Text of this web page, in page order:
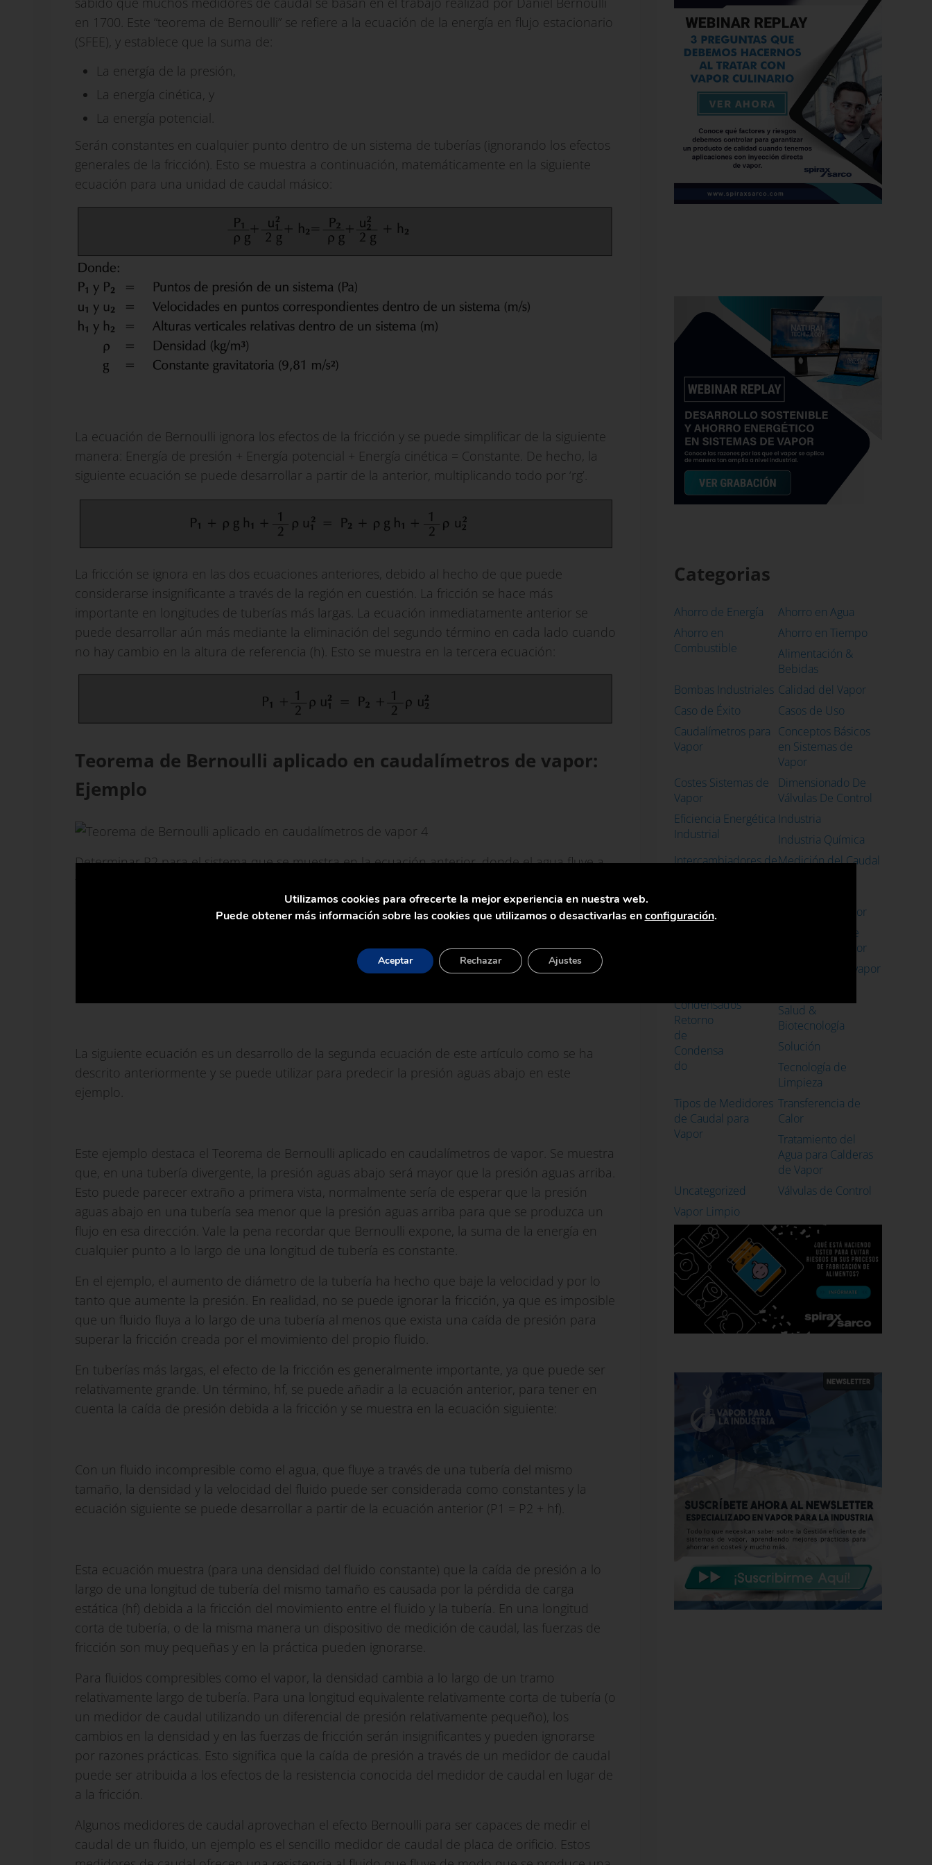
en 1700. Este “teorema de Bernoulli” se refiere a la ecuación de la energía en flujo estacionario
(SFEE), y establece que la suma de:
La energía de la presión,
La energía cinética, y
La energía potencial.
Serán constantes en cualquier punto dentro de un sistema de tuberías (ignorando los efectos
generales de la fricción). Esto se muestra a continuación, matemáticamente en la siguiente
ecuación para una unidad de caudal másico:
La ecuación de Bernoulli ignora los efectos de la fricción y se puede simplificar de la siguiente
manera: Energía de presión + Energía potencial + Energía cinética = Constante. De hecho, la
siguiente ecuación se puede desarrollar a partir de la anterior, multiplicando todo por ‘rg’.
La fricción se ignora en las dos ecuaciones anteriores, debido al hecho de que puede
considerarse insignificante a través de la región en cuestión. La fricción se hace más
importante en longitudes de tuberías más largas. La ecuación inmediatamente anterior se
puede desarrollar aún más mediante la eliminación del segundo término en cada lado cuando
no hay cambio en la altura de referencia (h). Esto se muestra en la tercera ecuación:
Teorema de Bernoulli aplicado en caudalímetros de vapor:
Ejemplo
Determinar P2 para el sistema que se muestra en la ecuación anterior, donde el agua fluye a
agua tiene una densidad de 998,84 kg/m3 a 10°C y 2 bar r.
La siguiente ecuación es un desarrollo de la segunda ecuación de este artículo como se ha
descrito anteriormente y se puede utilizar para predecir la presión aguas abajo en este
ejemplo.
Este ejemplo destaca el Teorema de Bernoulli aplicado en caudalímetros de vapor. Se muestra
que, en una tubería divergente, la presión aguas abajo será mayor que la presión aguas arriba.
Esto puede parecer extraño a primera vista, normalmente sería de esperar que la presión
aguas abajo en una tubería sea menor que la presión aguas arriba para que se produzca un
flujo en esa dirección. Vale la pena recordar que Bernoulli expone, la suma de la energía en
cualquier punto a lo largo de una longitud de tubería es constante.
En el ejemplo, el aumento de diámetro de la tubería ha hecho que baje la velocidad y por lo
tanto que aumente la presión. En realidad, no se puede ignorar la fricción, ya que es imposible
que un fluido fluya a lo largo de una tubería al menos que exista una caída de presión para
superar la fricción creada por el movimiento del propio fluido.
En tuberías más largas, el efecto de la fricción es generalmente importante, ya que puede ser
relativamente grande. Un término, hf, se puede añadir a la ecuación anterior, para tener en
cuenta la caída de presión debida a la fricción y se muestra en la ecuación siguiente:
Con un fluido incompresible como el agua, que fluye a través de una tubería del mismo
tamaño, la densidad y la velocidad del fluido puede ser considerada como constantes y la
ecuación siguiente se puede desarrollar a partir de la ecuación anterior (P1 = P2 + hf).
Esta ecuación muestra (para una densidad del fluido constante) que la caída de presión a lo
largo de una longitud de tubería del mismo tamaño es causada por la pérdida de carga
estática (hf) debida a la fricción del movimiento entre el fluido y la tubería. En una longitud
corta de tubería, o de la misma manera un dispositivo de medición de caudal, las fuerzas de
fricción son muy pequeñas y en la práctica pueden ignorarse.
Para fluidos compresibles como el vapor, la densidad cambia a lo largo de un tramo
relativamente largo de tubería. Para una longitud equivalente relativamente corta de tubería (o
un medidor de caudal utilizando un diferencial de presión relativamente pequeño), los
cambios en la densidad y en las fuerzas de fricción serán insignificantes y pueden ignorarse
por razones prácticas. Esto significa que la caída de presión a través de un medidor de caudal
puede ser atribuida a los efectos de la resistencia conocida del medidor de caudal en lugar de
a la fricción.
Algunos medidores de caudal aprovechan el efecto Bernoulli para ser capaces de medir el
caudal de un fluido, un ejemplo es el sencillo medidor de caudal de placa de orificio. Estos
Categorias
Ahorro de Energía
Ahorro en Agua
Ahorro en
Combustible
Ahorro en Tiempo
Alimentación &
Bebidas
Bombas Industriales Calidad del Vapor
Caso de Éxito
Casos de Uso
Caudalímetros para
Vapor
Conceptos Básicos
en Sistemas de
Vapor
Costes Sistemas de
Vapor
Dimensionado De
Válvulas De Control
Eficiencia Energética
Industrial
Industria
Industria Química
Intercambiadores deMedición del Caudal
Rendimiento de los
sistemas de vapor
Optimización de
sistemas de vapor
Purgadores de vapor
Condensados
Retorno
de
Condensa
do
Salud &
Biotecnología
Solución
Tecnología de
Limpieza
Tipos de Medidores
de Caudal para
Vapor
Transferencia de
Calor
Tratamiento del
Agua para Calderas
de Vapor
Uncategorized
Válvulas de Control
Vapor Limpio
Utilizamos cookies para ofrecerte la mejor experiencia en nuestra web.
Puede obtener más información sobre las cookies que utilizamos o desactivarlas enconfiguración.
Aceptar Rechazar Ajustes